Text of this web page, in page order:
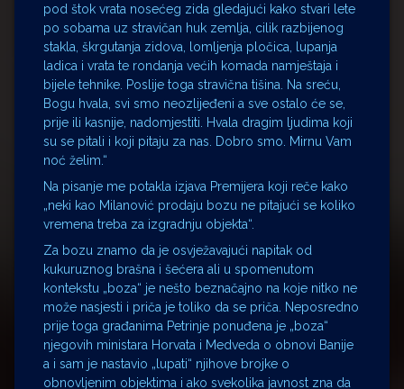
pod štok vrata nosećeg zida gledajući kako stvari lete
po sobama uz stravičan huk zemlja, cilik razbijenog
stakla, škrgutanja zidova, lomljenja pločica, lupanja
ladica i vrata te rondanja većih komada namještaja i
bijele tehnike. Poslije toga stravična tišina. Na sreću,
Bogu hvala, svi smo neozlijeđeni a sve ostalo će se,
prije ili kasnije, nadomjestiti. Hvala dragim ljudima koji
su se pitali i koji pitaju za nas. Dobro smo. Mirnu Vam
noć želim.“
Na pisanje me potakla izjava Premijera koji reče kako
„neki kao Milanović prodaju bozu ne pitajući se koliko
vremena treba za izgradnju objekta“.
Za bozu znamo da je osvježavajući napitak od
kukuruznog brašna i šećera ali u spomenutom
kontekstu „boza“ je nešto beznačajno na koje nitko ne
može nasjesti i priča je toliko da se priča. Neposredno
prije toga građanima Petrinje ponuđena je „boza“
njegovih ministara Horvata i Medveda o obnovi Banije
a i sam je nastavio „lupati“ njihove brojke o
obnovljenim objektima i ako svekolika javnost zna da